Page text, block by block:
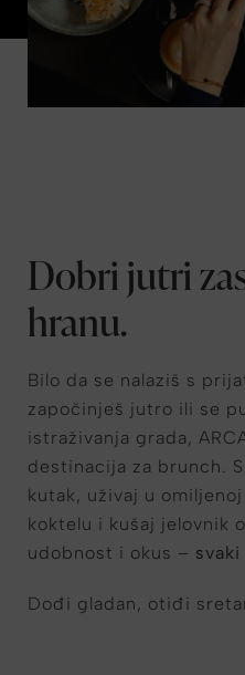
Dobri jutri
hranu.
Bilo da se nalaziš s
započinješ jutro ili se
istraživanja grada,
destinacija za brunch.
kutak, uživaj u
koktelu i kušaj jelovnik
udobnost i okus – svaki
Dođi gladan, otiđi